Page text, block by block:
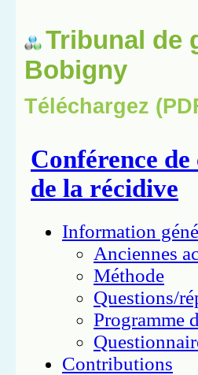
Tribunal de
Bobigny
Téléchargez